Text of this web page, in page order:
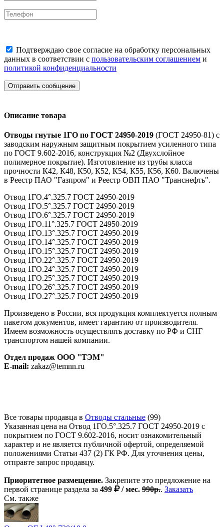
Подтверждаю свое согласие на обработку персональных
данных в соответствии с пользовательским соглашением и
политикой конфиденциальности
Отправить сообщение
Описание товара
Отводы гнутые 1ГО по ГОСТ 24950-2019 (ГОСТ 24950-81) с
заводским наружным защитным покрытием усиленного типа
по ГОСТ 9.602-2016, конструкция №2 (Двухслойное
полимерное покрытие). Изготовление из трубы класса
прочности К42, К48, К50, К52, К54, К55, К56, К60. Включены
в Реестр ПАО "Газпром" и Реестр ОВП ПАО "Транснефть".
Отвод 1ГО.4°.325.7 ГОСТ 24950-2019
Отвод 1ГО.5°.325.7 ГОСТ 24950-2019
Отвод 1ГО.6°.325.7 ГОСТ 24950-2019
Отвод 1ГО.11°.325.7 ГОСТ 24950-2019
Отвод 1ГО.13°.325.7 ГОСТ 24950-2019
Отвод 1ГО.14°.325.7 ГОСТ 24950-2019
Отвод 1ГО.15°.325.7 ГОСТ 24950-2019
Отвод 1ГО.22°.325.7 ГОСТ 24950-2019
Отвод 1ГО.24°.325.7 ГОСТ 24950-2019
Отвод 1ГО.25°.325.7 ГОСТ 24950-2019
Отвод 1ГО.26°.325.7 ГОСТ 24950-2019
Отвод 1ГО.27°.325.7 ГОСТ 24950-2019
Произведено в России, вся продукция комплектуется полным
пакетом документов, имеет гарантию от производителя.
Имеем возможность осуществлять доставку по РФ и СНГ
транспортом нашей компании.
Отдел продаж ООО "ТЭМ"
E-mail: zakaz@temnn.ru
Все товары продавца в Отводы стальные (99)
Указанная цена на Отвод 1ГО.5°.325.7 ГОСТ 24950-2019 с
покрытием по ГОСТ 9.602-2016, носит ознакомительный
характер и не является публичной офертой, определяемой
положениями Статьи 437 (2) ГК РФ. Для уточнения цены,
отправте запрос продавцу.
Приоритетное размещение. Закрепите это предложение на
первой странице раздела за 499 / мес. 990р.. Заказать
См. также